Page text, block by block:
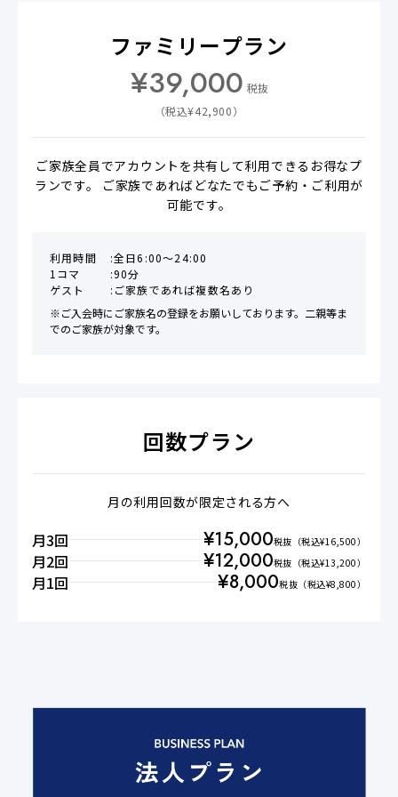
ファミリープラン
¥39,000 税抜
（税込¥42,900）
ご家族全員でアカウントを共有して利用できるお得なプ
ランです。 ご家族であればどなたでもご予約・ご利用が
可能です。
利用時間
全日6:00〜24:00
1コマ
90分
ゲスト
ご家族であれば複数名あり
※ご入会時にご家族名の登録をお願いしております。二親等ま
でのご家族が対象です。
回数プラン
月の利用回数が限定される方へ
月3回 ¥15,000税抜 （税込¥16,500）
月2回 ¥12,000税抜 （税込¥13,200）
月1回 ¥8,000税抜 （税込¥8,800）